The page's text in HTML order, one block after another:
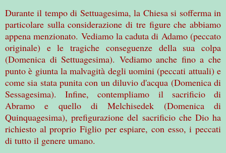
Durante il tempo di Settuagesima, la Chiesa si sofferma in
particolare sulla considerazione di tre figure che abbiamo
appena menzionato. Vediamo la caduta di Adamo (peccato
originale) e le tragiche conseguenze della sua colpa
(Domenica di Settuagesima). Vediamo anche fino a che
punto è giunta la malvagità degli uomini (peccati attuali) e
come sia stata punita con un diluvio d'acqua (Domenica di
Sessagesima). Infine, contempliamo il sacrificio di
Abramo e quello di Melchisedek (Domenica di
Quinquagesima), prefigurazione del sacrificio che Dio ha
richiesto al proprio Figlio per espiare, con esso, i peccati
di tutto il genere umano.